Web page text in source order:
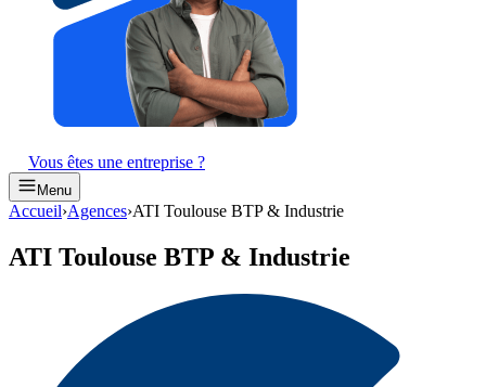
Vous êtes une entreprise ?
Menu
Accueil›Agences›ATI Toulouse BTP & Industrie
ATI Toulouse BTP & Industrie